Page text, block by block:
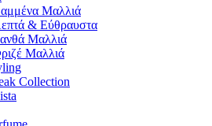
Μαλλιά
& Εύθραυστα
Μαλλιά
Μαλλιά
Collection